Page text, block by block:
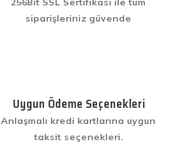
siparişleriniz güvende
Uygun Ödeme Seçenekleri
Anlaşmalı kredi kartlarına uygun
taksit seçenekleri.